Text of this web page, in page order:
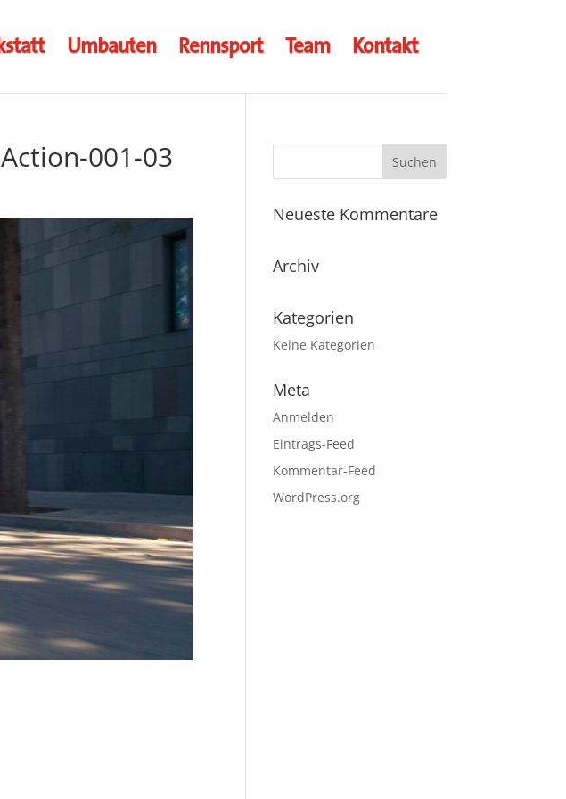
Umbauten Rennsport Team Kontakt
001-03
Neueste Kommentare
Archiv
Kategorien
Keine Kategorien
Meta
Anmelden
Eintrags-Feed
Kommentar-Feed
WordPress.org